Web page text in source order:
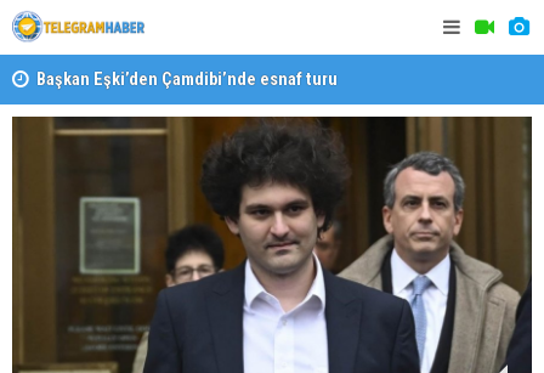
Başkan Eşki’den Çamdibi’nde esnaf turu